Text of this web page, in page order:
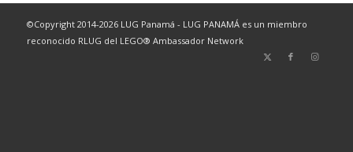
©Copyright 2014-2026 LUG Panamá - LUG PANAMÁ es un miembro
reconocido RLUG del LEGO® Ambassador Network